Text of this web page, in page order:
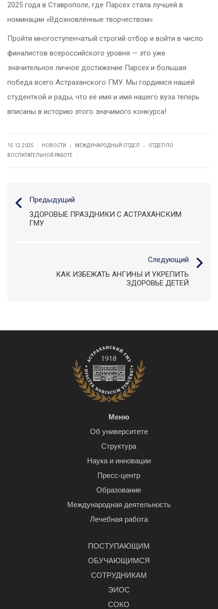
2025 года в Ставрополе, где Парсех стала лучшей в
номинации «Вдохновлённые творчеством».
Пройти многоступенчатый строгий отбор и войти в число
финалистов всероссийского уровня — это уже
значительное личное достижение Парсех и большая
победа всего Астраханского ГМУ. Мы гордимся нашей
студенткой и рады, что её имя и имя нашего вуза теперь
вписаны в историю этого значимого конкурса!
15.12.2025 НОВОСТИ . МЕЖДУНАРОДНЫЙ ОТДЕЛ .
ОТДЕЛ ПО
ВОСПИТАТЕЛЬНОЙ РАБОТЕ
Предыдущий
ЗДОРОВЫЕ ПРАЗДНИКИ С АСТРАХАНСКИМ
ГМУ
Следующий
КАК ИЗБЕЖАТЬ АНГИНЫ И УКРЕПИТЬ
ЗДОРОВЬЕ ДЕТЕЙ
Меню
Об университете
Структура
Наука и инновации
Пресс-центр
Образование
Международная деятельность
Лечебная работа
ПОСТУПАЮЩИМ
ОБУЧАЮЩИМСЯ
СОТРУДНИКАМ
ЭИОС
СОКО